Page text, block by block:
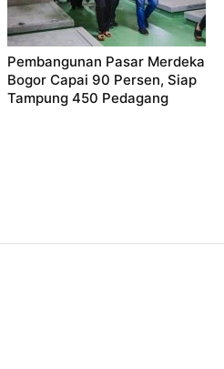
Pembangunan Pasar Merdeka
Bogor Capai 90 Persen, Siap
Tampung 450 Pedagang